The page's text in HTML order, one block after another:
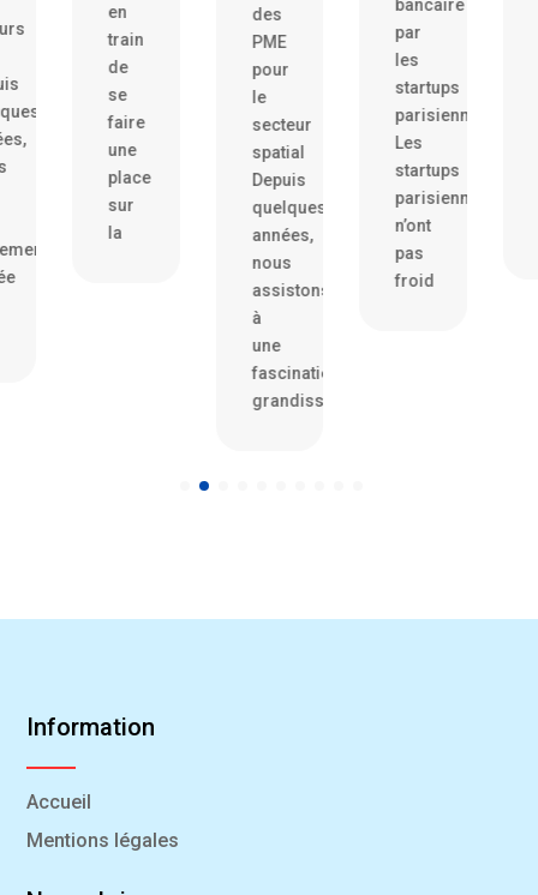
en
train
de
se
faire
une
place
sur
la
des
PME
pour
le
secteur
spatial
Depuis
quelques
années,
nous
assistons
à
une
fascination
grandissante
bancaire
par
les
startups
parisiennes
Les
startups
parisiennes
n’ont
pas
froid
Information
Accueil
Mentions légales